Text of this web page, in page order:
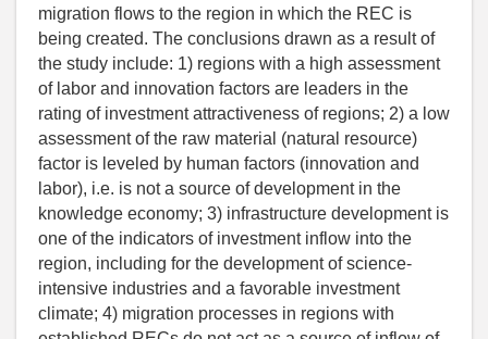
migration flows to the region in which the REC is
being created. The conclusions drawn as a result of
the study include: 1) regions with a high assessment
of labor and innovation factors are leaders in the
rating of investment attractiveness of regions; 2) a low
assessment of the raw material (natural resource)
factor is leveled by human factors (innovation and
labor), i.e. is not a source of development in the
knowledge economy; 3) infrastructure development is
one of the indicators of investment inflow into the
region, including for the development of science-
intensive industries and a favorable investment
climate; 4) migration processes in regions with